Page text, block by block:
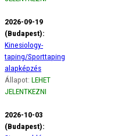
2026-09-19
(Budapest):
Kinesiology-
taping/Sporttaping
alapképzés
Állapot: LEHET
JELENTKEZNI
2026-10-03
(Budapest):